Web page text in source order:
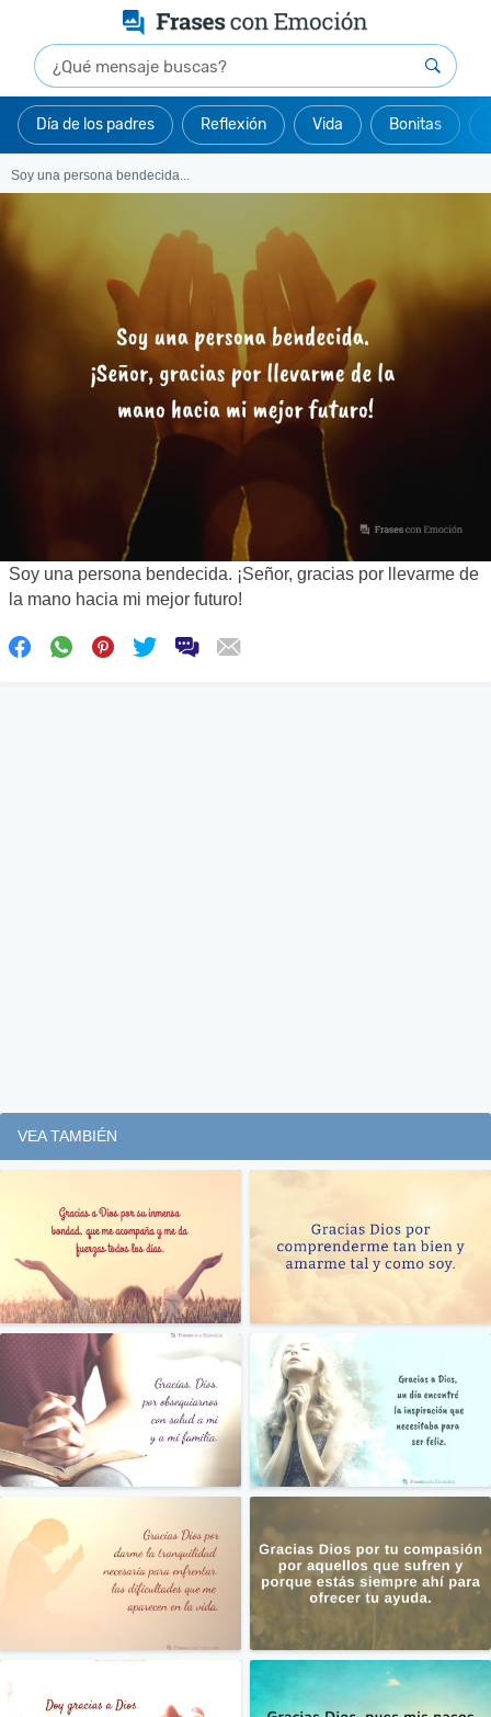
Día de los padres Reflexión Vida Bonitas
Soy una persona bendecida...
Soy una persona bendecida. ¡Señor, gracias por llevarme de
la mano hacia mi mejor futuro!
VEA TAMBIÉN